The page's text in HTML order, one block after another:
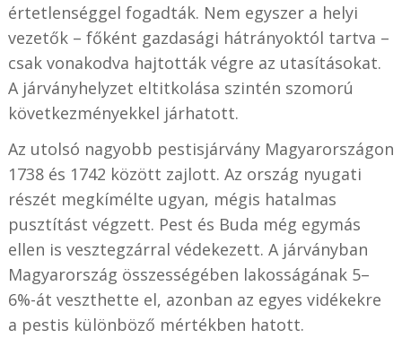
értetlenséggel fogadták. Nem egyszer a helyi
vezetők – főként gazdasági hátrányoktól tartva –
csak vonakodva hajtották végre az utasításokat.
A járványhelyzet eltitkolása szintén szomorú
következményekkel járhatott.
Az utolsó nagyobb pestisjárvány Magyarországon
1738 és 1742 között zajlott. Az ország nyugati
részét megkímélte ugyan, mégis hatalmas
pusztítást végzett. Pest és Buda még egymás
ellen is vesztegzárral védekezett. A járványban
Magyarország összességében lakosságának 5–
6%-át veszthette el, azonban az egyes vidékekre
a pestis különböző mértékben hatott.